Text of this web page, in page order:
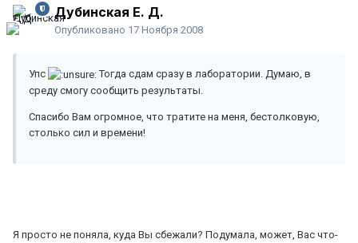
Дубинская Е. Д.
Опубликовано 17 Ноября 2008
Упс
Тогда сдам сразу в лаборатории. Думаю, в
среду смогу сообщить результаты.
Спасибо Вам огромное, что тратите на меня, бестолковую,
столько сил и времени!
Я просто не поняла, куда Вы сбежали? Подумала, может, Вас что-